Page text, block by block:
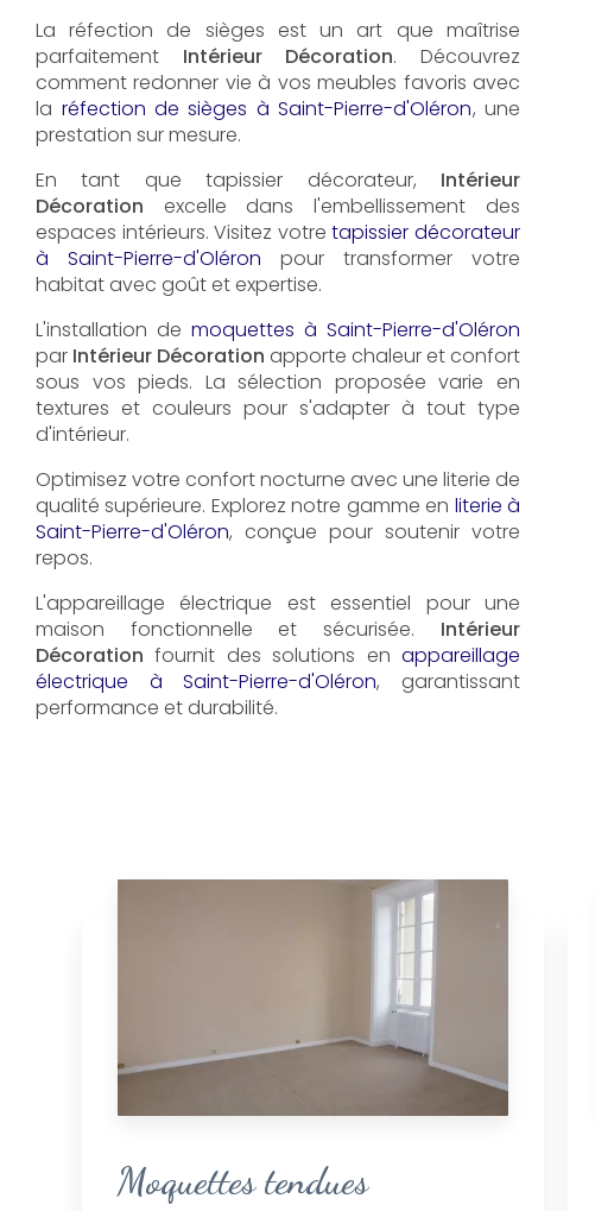
La réfection de sièges est un art que maîtrise
parfaitement Intérieur Décoration. Découvrez
comment redonner vie à vos meubles favoris avec
la réfection de sièges à Saint-Pierre-d'Oléron, une
prestation sur mesure.
En tant que tapissier décorateur, Intérieur
Décoration excelle dans l'embellissement des
espaces intérieurs. Visitez votretapissier décorateur
à Saint-Pierre-d'Oléron pour transformer votre
habitat avec goût et expertise.
L'installation de moquettes à Saint-Pierre-d'Oléron
par Intérieur Décoration apporte chaleur et confort
sous vos pieds. La sélection proposée varie en
textures et couleurs pour s'adapter à tout type
d'intérieur.
Optimisez votre confort nocturne avec une literie de
qualité supérieure. Explorez notre gamme en literie à
Saint-Pierre-d'Oléron, conçue pour soutenir votre
repos.
L'appareillage électrique est essentiel pour une
maison fonctionnelle et sécurisée. Intérieur
Décoration fournit des solutions en appareillage
électrique à Saint-Pierre-d'Oléron, garantissant
performance et durabilité.
Moquettes tendues